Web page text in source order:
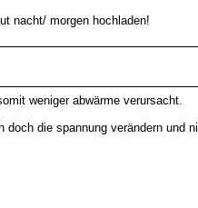
nacht/ morgen hochladen!
weniger abwärme verursacht.
die spannung verändern und